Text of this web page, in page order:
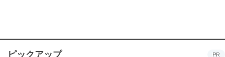
ピックアップ PR